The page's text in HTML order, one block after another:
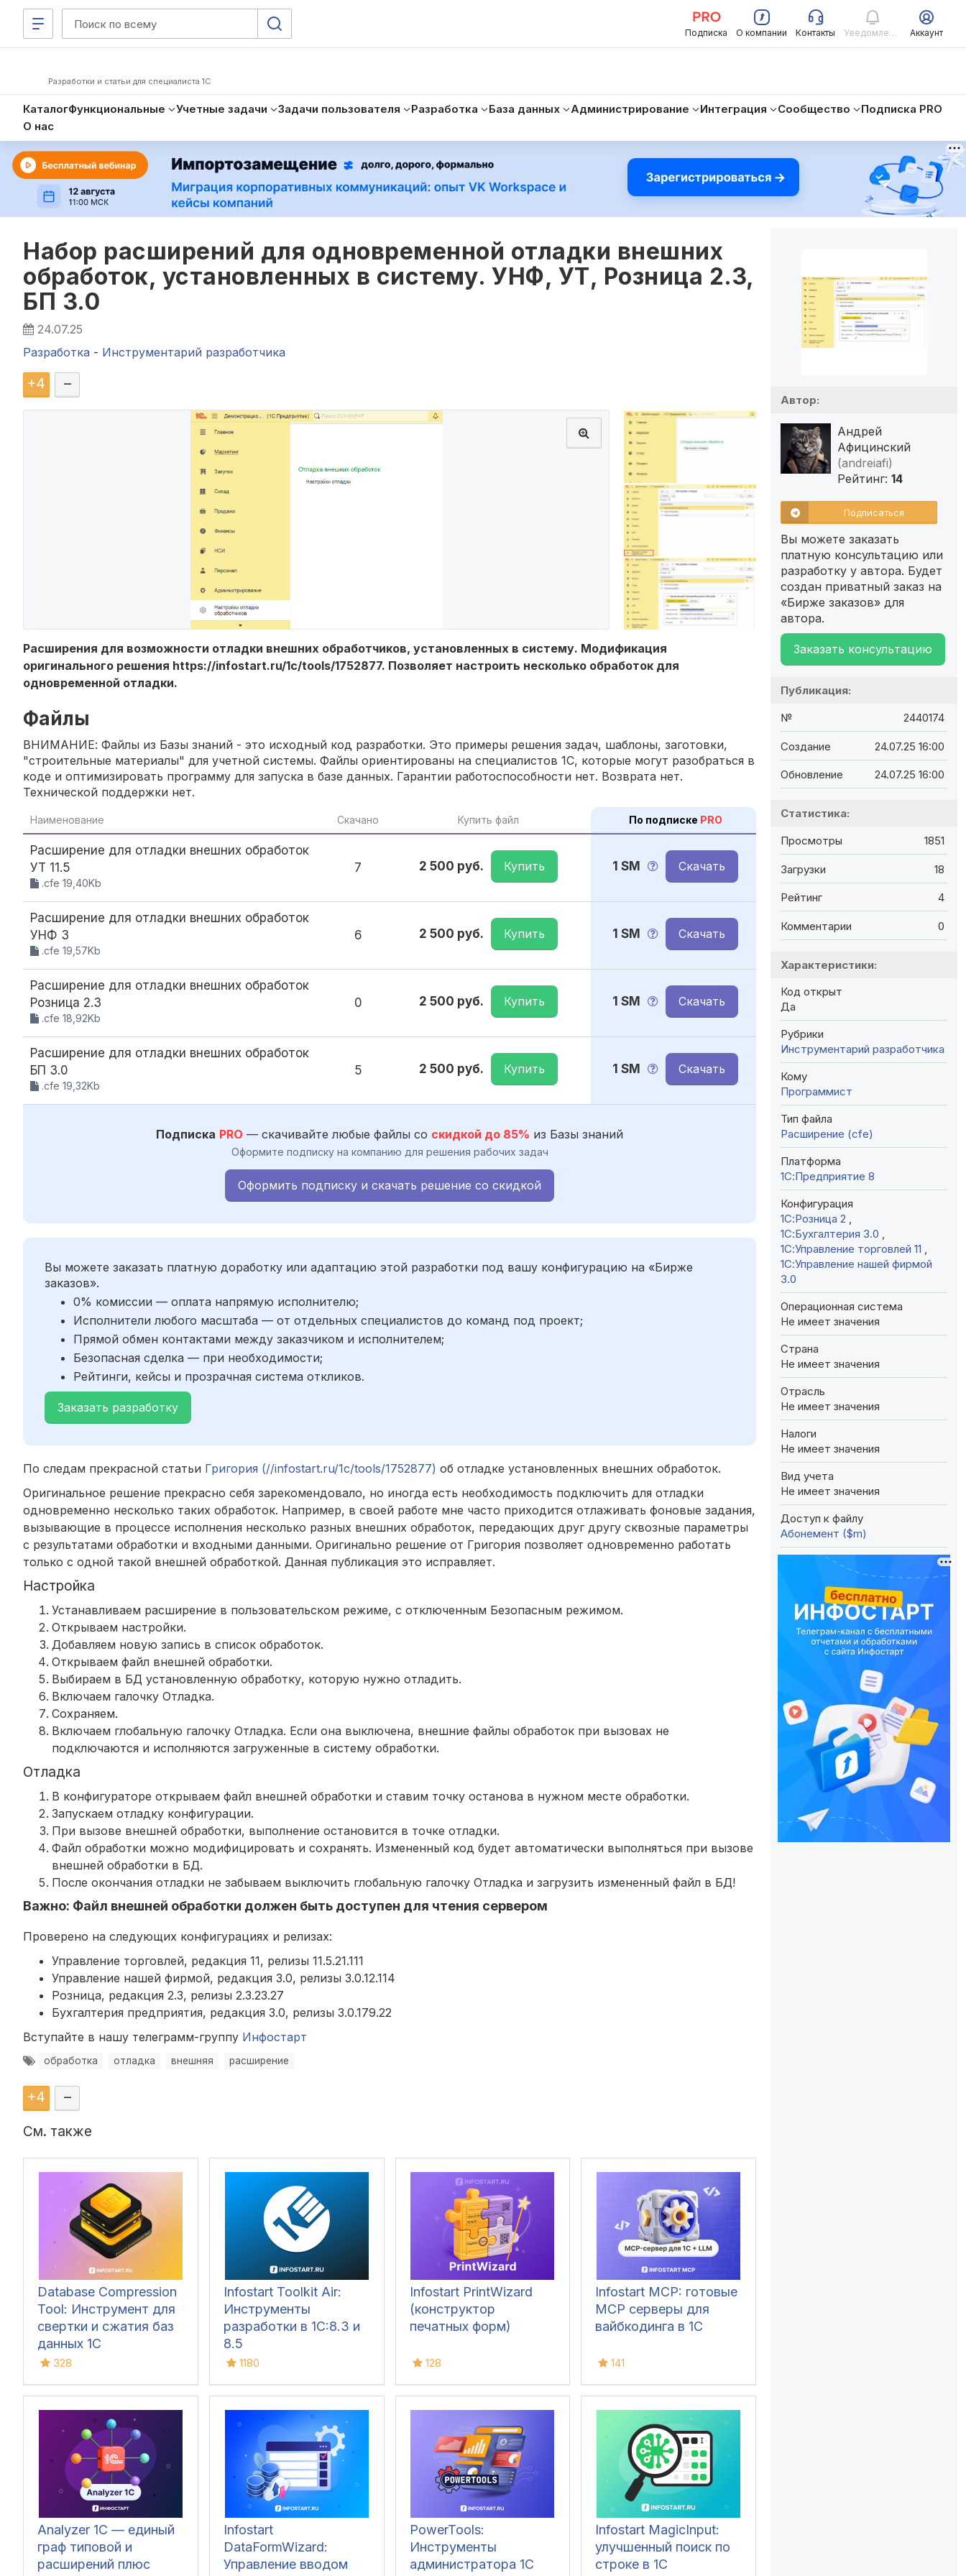
Подписка О компании Контакты Уведомления Аккаунт
Разработки и статьи для специалиста 1С
КаталогФункциональные Учетные задачи Задачи пользователя Разработка База данных Администрирование Интеграция Сообщество
Подписка PRO
О нас
Набор расширений для одновременной отладки внешних
обработок, установленных в систему. УНФ, УТ, Розница 2.3,
БП 3.0
24.07.25
Разработка - Инструментарий разработчика
+4 –
Расширения для возможности отладки внешних обработчиков, установленных в систему. Модификация
оригинального решения https://infostart.ru/1c/tools/1752877. Позволяет настроить несколько обработок для
одновременной отладки.
Файлы
ВНИМАНИЕ: Файлы из Базы знаний - это исходный код разработки. Это примеры решения задач, шаблоны, заготовки,
"строительные материалы" для учетной системы. Файлы ориентированы на специалистов 1С, которые могут разобраться в
коде и оптимизировать программу для запуска в базе данных. Гарантии работоспособности нет. Возврата нет.
Технической поддержки нет.
Наименование Скачано Купить файл По подписке PRO
Расширение для отладки внешних обработок
УТ 11.5
.cfe 19,40Kb
7 2 500 руб. Купить 1 SM Скачать
Расширение для отладки внешних обработок
УНФ 3
.cfe 19,57Kb
6 2 500 руб. Купить 1 SM Скачать
Расширение для отладки внешних обработок
Розница 2.3
.cfe 18,92Kb
0 2 500 руб. Купить 1 SM Скачать
Расширение для отладки внешних обработок
БП 3.0
.cfe 19,32Kb
5 2 500 руб. Купить 1 SM Скачать
Подписка PRO — скачивайте любые файлы со скидкой до 85% из Базы знаний
Оформите подписку на компанию для решения рабочих задач
Оформить подписку и скачать решение со скидкой
Вы можете заказать платную доработку или адаптацию этой разработки под вашу конфигурацию на «Бирже
заказов».
0% комиссии — оплата напрямую исполнителю;
Исполнители любого масштаба — от отдельных специалистов до команд под проект;
Прямой обмен контактами между заказчиком и исполнителем;
Безопасная сделка — при необходимости;
Рейтинги, кейсы и прозрачная система откликов.
Заказать разработку
По следам прекрасной статьи Григория (//infostart.ru/1c/tools/1752877) об отладке установленных внешних обработок.
Оригинальное решение прекрасно себя зарекомендовало, но иногда есть необходимость подключить для отладки
одновременно несколько таких обработок. Например, в своей работе мне часто приходится отлаживать фоновые задания,
вызывающие в процессе исполнения несколько разных внешних обработок, передающих друг другу сквозные параметры
с результатами обработки и входными данными. Оригинально решение от Григория позволяет одновременно работать
только с одной такой внешней обработкой. Данная публикация это исправляет.
Настройка
Устанавливаем расширение в пользовательском режиме, с отключенным Безопасным режимом.
Открываем настройки.
Добавляем новую запись в список обработок.
Открываем файл внешней обработки.
Выбираем в БД установленную обработку, которую нужно отладить.
Включаем галочку Отладка.
Сохраняем.
Включаем глобальную галочку Отладка. Если она выключена, внешние файлы обработок при вызовах не
подключаются и исполняются загруженные в систему обработки.
Отладка
В конфигураторе открываем файл внешней обработки и ставим точку останова в нужном месте обработки.
Запускаем отладку конфигурации.
При вызове внешней обработки, выполнение остановится в точке отладки.
Файл обработки можно модифицировать и сохранять. Измененный код будет автоматически выполняться при вызове
внешней обработки в БД.
После окончания отладки не забываем выключить глобальную галочку Отладка и загрузить измененный файл в БД!
Важно: Файл внешней обработки должен быть доступен для чтения сервером
Проверено на следующих конфигурациях и релизах:
Управление торговлей, редакция 11, релизы 11.5.21.111
Управление нашей фирмой, редакция 3.0, релизы 3.0.12.114
Розница, редакция 2.3, релизы 2.3.23.27
Бухгалтерия предприятия, редакция 3.0, релизы 3.0.179.22
Вступайте в нашу телеграмм-группу Инфостарт
обработка отладка внешняя расширение
+4 –
См. также
Database Compression
Tool: Инструмент для
свертки и сжатия баз
данных 1С
328
Infostart Toolkit Air:
Инструменты
разработки в 1С:8.3 и
8.5
1180
Infostart PrintWizard
(конструктор
печатных форм)
128
Infostart MCP: готовые
MCP серверы для
вайбкодинга в 1С
141
Analyzer 1C — единый
граф типовой и
расширений плюс
Infostart
DataFormWizard:
Управление вводом
PowerTools:
Инструменты
администратора 1С
Infostart MagicInput:
улучшенный поиск по
строке в 1С
Автор:
Андрей
Афицинский
(andreiafi)
Рейтинг: 14
Подписаться
Вы можете заказать
платную консультацию или
разработку у автора. Будет
создан приватный заказ на
«Бирже заказов» для
автора.
Заказать консультацию
Публикация:
№ 2440174
Создание 24.07.25 16:00
Обновление 24.07.25 16:00
Статистика:
Просмотры 1851
Загрузки 18
Рейтинг 4
Комментарии 0
Характеристики:
Код открыт
Да
Рубрики
Инструментарий разработчика
Кому
Программист
Тип файла
Расширение (cfe)
Платформа
1С:Предприятие 8
Конфигурация
1С:Розница 2
1С:Бухгалтерия 3.0
1С:Управление торговлей 11
1С:Управление нашей фирмой
3.0
Операционная система
Не имеет значения
Страна
Не имеет значения
Отрасль
Не имеет значения
Налоги
Не имеет значения
Вид учета
Не имеет значения
Доступ к файлу
Абонемент ($m)